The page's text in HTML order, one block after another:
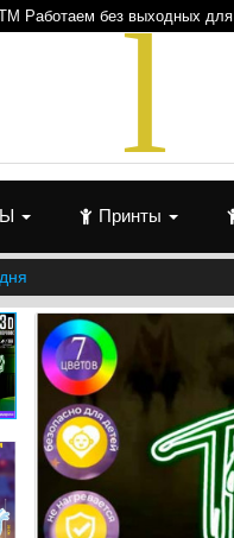
ol
Работаем без выходных
Принты